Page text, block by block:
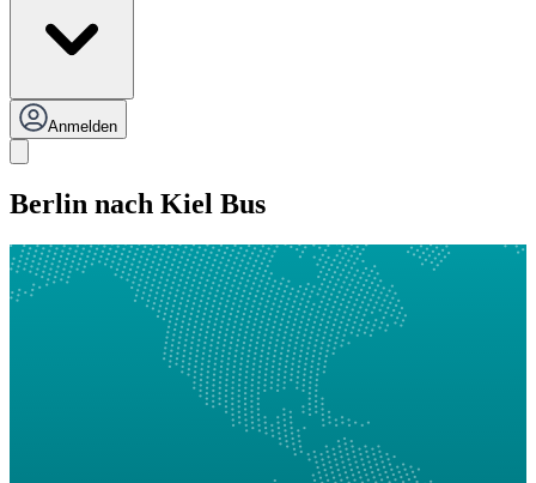
Anmelden
Berlin nach Kiel Bus